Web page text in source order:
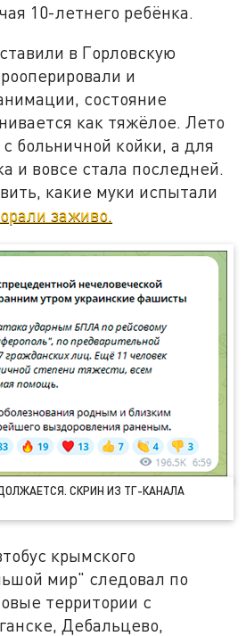
10-летнего ребёнка.
в Горловскую
и
состояние
как тяжёлое. Лето
больничной койки, а для
и вовсе стала последней.
какие муки испытали
заживо.
СКРИН ИЗ ТГ-КАНАЛА
крымского
мир" следовал по
территории с
Дебальцево,